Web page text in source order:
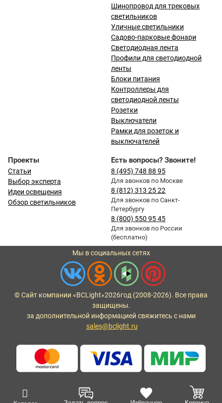
Шинопровод для трековых
светильников
Уличные светильники
Садово-парковые фонари
Светодиодная лента
Профили для светодиодной
ленты
Блоки питания
Контроллеры для
светодиодной ленты
Розетки
Выключатели
Рамки для розеток и
выключателей
Проекты
Статьи
Выбор эксперта
Идеи освещения
Обзор светильников
Есть вопросы? Звоните!
8 (495) 748 88 95
Для звонков по Москве
8 (812) 313 25 22
Для звонков по Санкт-
Петербургу
8 (800) 550 95 45
Для звонков по России
(бесплатно)
Мы в социальных сетях
© Сайт компании «BCLight»2026год (2008-2026). Все права
защищены.
за дополнительной информацией свяжитесь с нами
sales@bclight.ru